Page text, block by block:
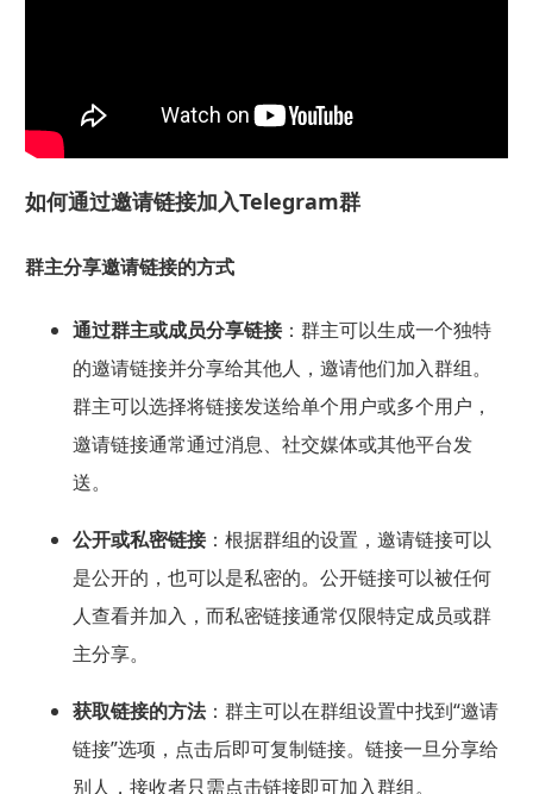
如何通过邀请链接加入Telegram群
群主分享邀请链接的方式
通过群主或成员分享链接：群主可以生成一个独特
的邀请链接并分享给其他人，邀请他们加入群组。
群主可以选择将链接发送给单个用户或多个用户，
邀请链接通常通过消息、社交媒体或其他平台发
送。
公开或私密链接：根据群组的设置，邀请链接可以
是公开的，也可以是私密的。公开链接可以被任何
人查看并加入，而私密链接通常仅限特定成员或群
主分享。
获取链接的方法：群主可以在群组设置中找到“邀请
链接”选项，点击后即可复制链接。链接一旦分享给
别人，接收者只需点击链接即可加入群组。